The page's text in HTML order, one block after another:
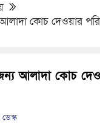
১৫ মাস
আলাদা কোচ দেওয়ার
জন্য আলাদা কোচ